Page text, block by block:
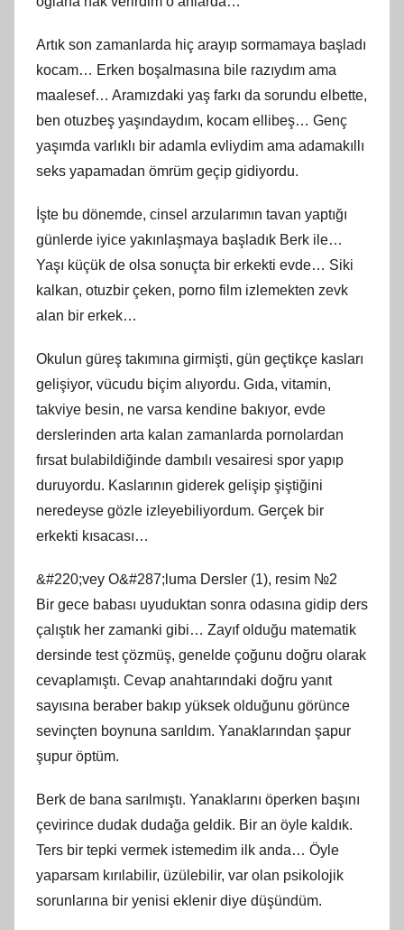
Artık son zamanlarda hiç arayıp sormamaya başladı
kocam… Erken boşalmasına bile razıydım ama
maalesef… Aramızdaki yaş farkı da sorundu elbette,
ben otuzbeş yaşındaydım, kocam ellibeş… Genç
yaşımda varlıklı bir adamla evliydim ama adamakıllı
seks yapamadan ömrüm geçip gidiyordu.
İşte bu dönemde, cinsel arzularımın tavan yaptığı
günlerde iyice yakınlaşmaya başladık Berk ile…
Yaşı küçük de olsa sonuçta bir erkekti evde… Siki
kalkan, otuzbir çeken, porno film izlemekten zevk
alan bir erkek…
Okulun güreş takımına girmişti, gün geçtikçe kasları
gelişiyor, vücudu biçim alıyordu. Gıda, vitamin,
takviye besin, ne varsa kendine bakıyor, evde
derslerinden arta kalan zamanlarda pornolardan
fırsat bulabildiğinde dambılı vesairesi spor yapıp
duruyordu. Kaslarının giderek gelişip şiştiğini
neredeyse gözle izleyebiliyordum. Gerçek bir
erkekti kısacası…
&#220;vey O&#287;luma Dersler (1), resim №2
Bir gece babası uyuduktan sonra odasına gidip ders
çalıştık her zamanki gibi… Zayıf olduğu matematik
dersinde test çözmüş, genelde çoğunu doğru olarak
cevaplamıştı. Cevap anahtarındaki doğru yanıt
sayısına beraber bakıp yüksek olduğunu görünce
sevinçten boynuna sarıldım. Yanaklarından şapur
şupur öptüm.
Berk de bana sarılmıştı. Yanaklarını öperken başını
çevirince dudak dudağa geldik. Bir an öyle kaldık.
Ters bir tepki vermek istemedim ilk anda… Öyle
yaparsam kırılabilir, üzülebilir, var olan psikolojik
sorunlarına bir yenisi eklenir diye düşündüm.